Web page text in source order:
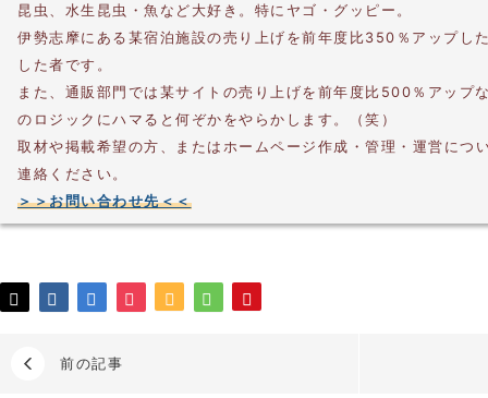
昆虫、水生昆虫・魚など大好き。特にヤゴ・グッピー。
伊勢志摩にある某宿泊施設の売り上げを前年度比350％アップし
した者です。
また、通販部門では某サイトの売り上げを前年度比500％アップ
のロジックにハマると何ぞかをやらかします。（笑）
取材や掲載希望の方、またはホームページ作成・管理・運営につ
連絡ください。
＞＞お問い合わせ先＜＜
前の記事